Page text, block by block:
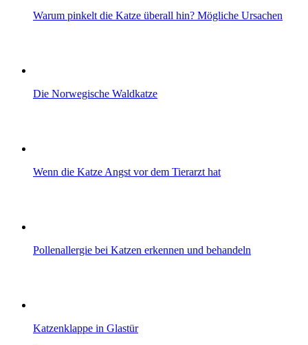
Warum pinkelt die Katze überall hin? Mögliche Ursachen
Die Norwegische Waldkatze
Wenn die Katze Angst vor dem Tierarzt hat
Pollenallergie bei Katzen erkennen und behandeln
Katzenklappe in Glastür